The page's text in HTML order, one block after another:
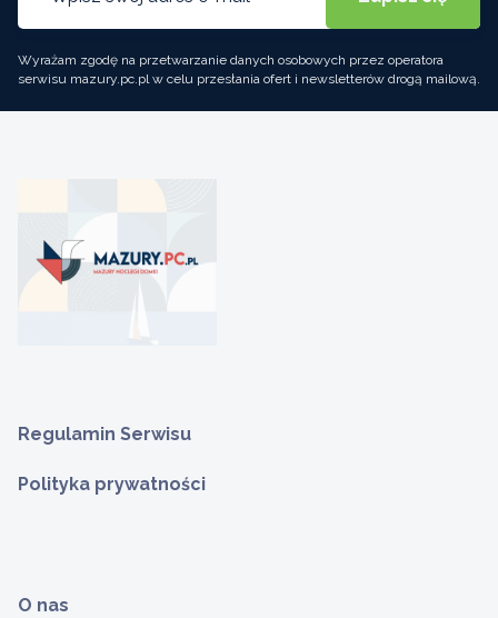
Wyrażam zgodę na przetwarzanie danych osobowych przez operatora
serwisu mazury.pc.pl w celu przesłania ofert i newsletterów drogą mailową.
Regulamin Serwisu
Polityka prywatności
O nas